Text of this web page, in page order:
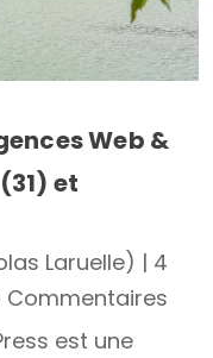
Web &
et
Laruelle) | 4
Commentaires
est une